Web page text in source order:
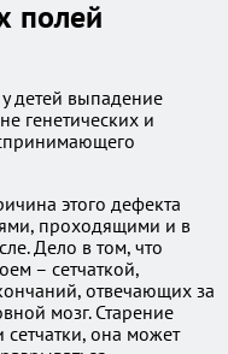
полей
детей выпадение
генетических и
этого дефекта
проходящими и в
Дело в том, что
– сетчаткой,
отвечающих за
мозг. Старение
сетчатки, она может